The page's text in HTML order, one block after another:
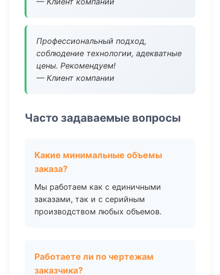
Профессиональный подход,
соблюдение технологии, адекватные
цены. Рекомендуем!
— Клиент компании
Часто задаваемые вопросы
Какие минимальные объемы
заказа?
Мы работаем как с единичными
заказами, так и с серийным
производством любых объемов.
Работаете ли по чертежам
заказчика?